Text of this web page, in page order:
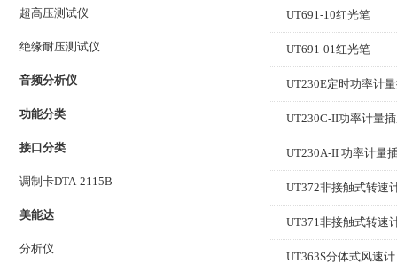
超高压测试仪
绝缘耐压测试仪
音频分析仪
功能分类
接口分类
调制卡DTA-2115B
美能达
分析仪
UT691-10红光笔
UT691-01红光笔
UT230E定时功率计
UT230C-II功率计量
UT230A-II 功率计量
UT372非接触式转速
UT371非接触式转速
UT363S分体式风速计